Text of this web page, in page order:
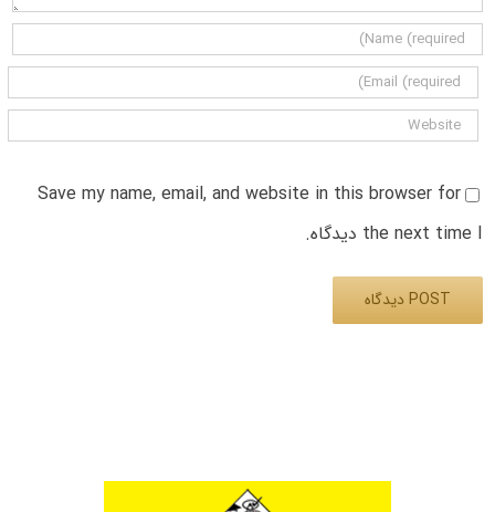
Save my name, email, and website in this browser for
the next time I دیدگاه.